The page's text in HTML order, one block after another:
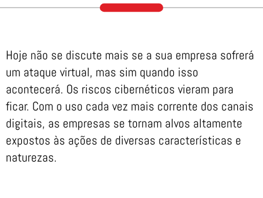
Hoje não se discute mais se a sua empresa sofrerá
um ataque virtual, mas sim quando isso
acontecerá. Os riscos cibernéticos vieram para
ficar. Com o uso cada vez mais corrente dos canais
digitais, as empresas se tornam alvos altamente
expostos às ações de diversas características e
naturezas.